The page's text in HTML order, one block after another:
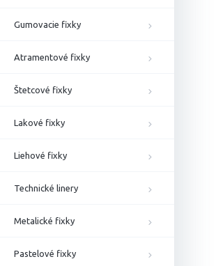
Gumovacie fixky
Atramentové fixky
Štetcové fixky
Lakové fixky
Liehové fixky
Technické linery
Metalické fixky
Pastelové fixky